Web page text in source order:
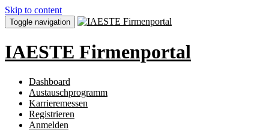
Skip to content
Toggle navigation
IAESTE Firmenportal
Dashboard
Austauschprogramm
Karrieremessen
Registrieren
Anmelden